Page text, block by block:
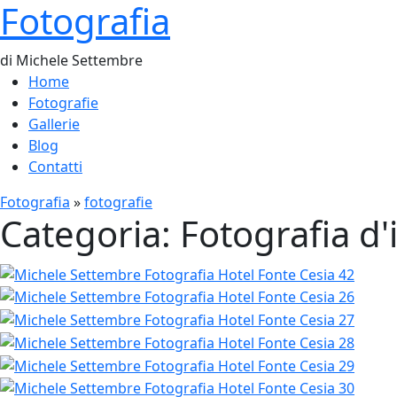
Fotografia
di Michele Settembre
Home
Fotografie
Gallerie
Blog
Contatti
Fotografia »fotografie
Categoria: Fotografia